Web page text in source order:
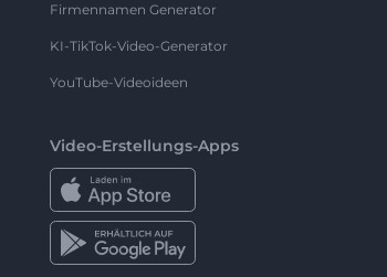
Firmennamen Generator
KI-TikTok-Video-Generator
YouTube-Videoideen
Video-Erstellungs-Apps